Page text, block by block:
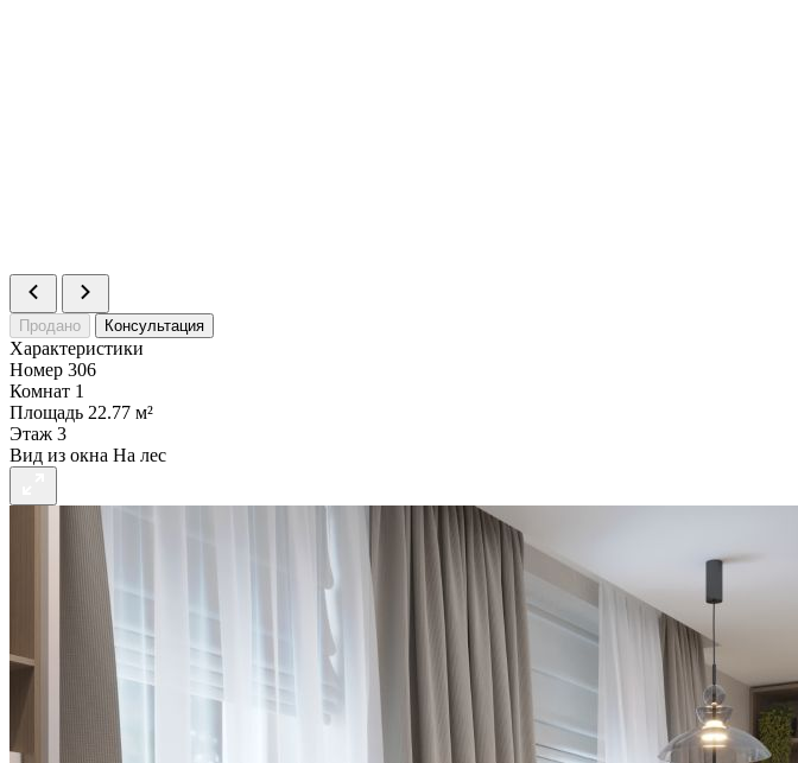
Продано Консультация
Характеристики
Номер 306
Комнат 1
Площадь 22.77 м²
Этаж 3
Вид из окна На лес